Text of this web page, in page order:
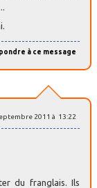
à ce message
2011 à 13:22
du franglais. Ils